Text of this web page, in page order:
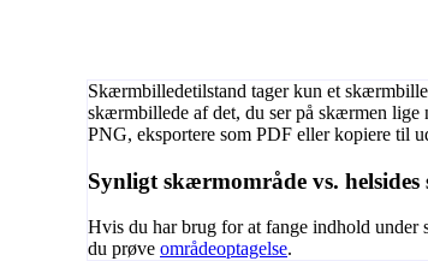
Skærmbilledetilstand tager kun et
skærmbillede af det, du ser på skærmen lige
PNG, eksportere som PDF eller kopiere til
Synligt skærmområde vs.
Hvis du har brug for at fange indhold under
du prøve områdeoptagelse.